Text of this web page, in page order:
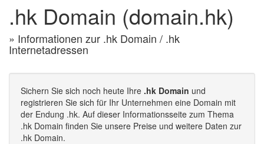
.hk Domain (domain.hk)
» Informationen zur .hk Domain / .hk
Internetadressen
Sichern Sie sich noch heute Ihre .hk Domain und
registrieren Sie sich für Ihr Unternehmen eine Domain mit
der Endung .hk. Auf dieser Informationsseite zum Thema
.hk Domain finden Sie unsere Preise und weitere Daten zur
.hk Domain.